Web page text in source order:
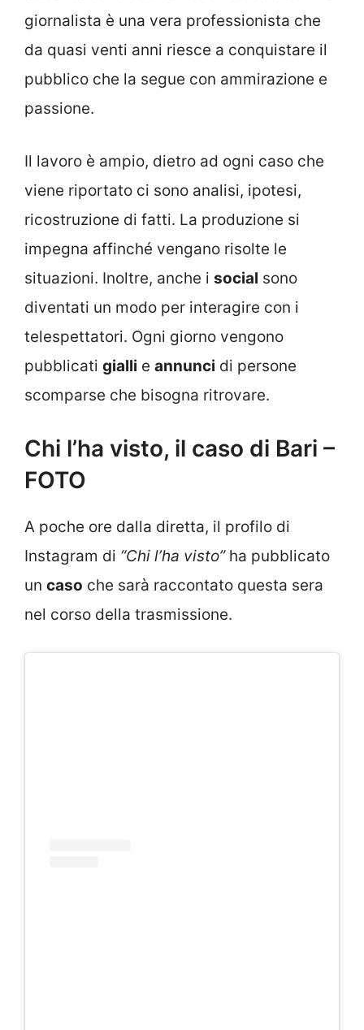
giornalista è una vera professionista che
da quasi venti anni riesce a conquistare il
pubblico che la segue con ammirazione e
passione.
Il lavoro è ampio, dietro ad ogni caso che
viene riportato ci sono analisi, ipotesi,
ricostruzione di fatti. La produzione si
impegna affinché vengano risolte le
situazioni. Inoltre, anche i social sono
diventati un modo per interagire con i
telespettatori. Ogni giorno vengono
pubblicati gialli e annunci di persone
scomparse che bisogna ritrovare.
Chi l’ha visto, il caso di Bari –
FOTO
A poche ore dalla diretta, il profilo di
Instagram di “Chi l’ha visto”ha pubblicato
un caso che sarà raccontato questa sera
nel corso della trasmissione.